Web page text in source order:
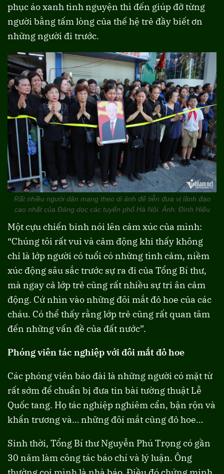
phục áo xanh tình nguyện thì đến giúp đỡ từng
người bằng tấm lòng của thế hệ trẻ đầy biết ơn
những người đi trước.
Rất nhiều người dân mang theo di ảnh để tiễn đưa vị lãnh đạo
cao nhất của Đảng dọc các tuyến phố Hà Nội. Ảnh: Đình Hiếu
Một cựu chiến binh nói lên cảm xúc của mình:
“Chúng tôi rất vui và cảm động khi thấy không
chỉ là lớp người có tuổi có những tình cảm, niềm
xúc động sâu sắc trước sự ra đi của Tổng Bí thư,
mà ngay cả lớp trẻ cũng rất nhiều sự tri ân cảm
động. Cứ nhìn vào những đôi mắt đỏ hoe của các
cháu. Có thể thấy rằng lớp trẻ cũng rất quan tâm
đến những vấn đề của đất nước”.
Phóng viên tác nghiệp với đôi mắt đỏ hoe
Các phóng viên báo đài là những người có mặt từ
rất sớm để chuẩn bị đưa tin bài tường thuật Lễ
Quốc tang. Họ tác nghiệp nghiêm cẩn, bận rộn và
khẩn trương và… những đôi mắt cũng đỏ hoe…
Sinh thời, Tổng Bí thư Nguyễn Phú Trọng có gần
30 năm làm công tác báo chí và lý luận. Ông